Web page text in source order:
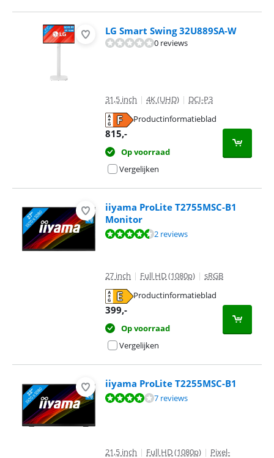
LG Smart Swing 32U889SA-W
0 reviews
31,5 inch | 4K (UHD) | DCI-P3
Productinformatieblad
815,-
Op voorraad
Vergelijken
iiyama ProLite T2755MSC-B1
Monitor
Beoordeling is 9,2 van de 10, gebaseerd op 2 reviews.
2 reviews
27 inch | Full HD (1080p) | sRGB
Productinformatieblad
399,-
Op voorraad
Vergelijken
iiyama ProLite T2255MSC-B1
Beoordeling is 8,2 van de 10, gebaseerd op 7 reviews.
7 reviews
21,5 inch | Full HD (1080p) | Pixel-